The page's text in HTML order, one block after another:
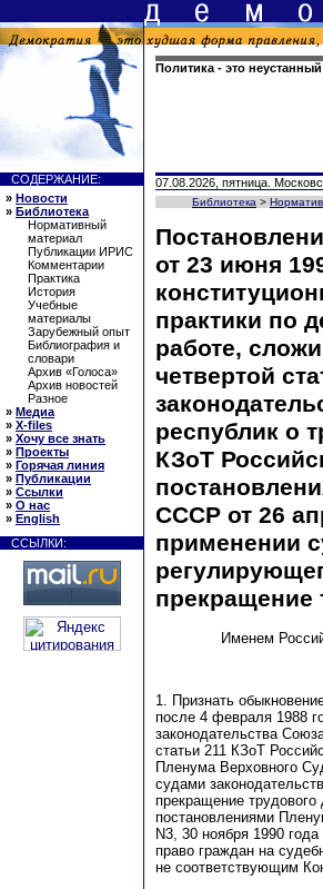
Политика - это
СОДЕРЖАНИЕ:
» Новости
» Библиотека
Нормативный
материал
Публикации ИРИС
Комментарии
Практика
История
Учебные
материалы
Зарубежный опыт
Библиография и
словари
Архив «Голоса»
Архив новостей
Разное
» Медиа
» X-files
» Хочу все знать
» Проекты
» Горячая линия
» Публикации
» Ссылки
» О нас
» English
ССЫЛКИ:
07.08.2026, пятница.
Библиотека >
от 23 июня
практики по
работе,
четвертой
республик о
КЗоТ
СССР от 26
применении
прекращение
Именем
1. Признать
после 4 февраля 1988
законодательства
статьи 211 КЗоТ
Пленума Верховного
судами
прекращение
постановлениями
N3, 30 ноября 1990
право граждан на
не соответствующим